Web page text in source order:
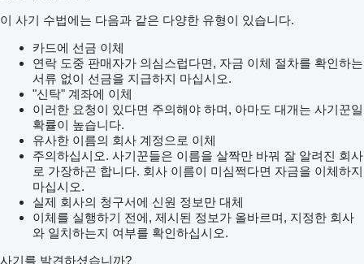
이 사기 수법에는 다음과 같은 다양한 유형이 있습니다.
카드에 선금 이체
연락 도중 판매자가 의심스럽다면, 자금 이체 절차를 확인하는
서류 없이 선금을 지급하지 마십시오.
"신탁" 계좌에 이체
이러한 요청이 있다면 주의해야 하며, 아마도 대개는 사기꾼일
확률이 높습니다.
유사한 이름의 회사 계정으로 이체
주의하십시오. 사기꾼들은 이름을 살짝만 바꿔 잘 알려진 회사
로 가장하곤 합니다. 회사 이름이 미심쩍다면 자금을 이체하지
마십시오.
실제 회사의 청구서에 신원 정보만 대체
이체를 실행하기 전에, 제시된 정보가 올바르며, 지정한 회사
와 일치하는지 여부를 확인하십시오.
사기를 발견하셨습니까?